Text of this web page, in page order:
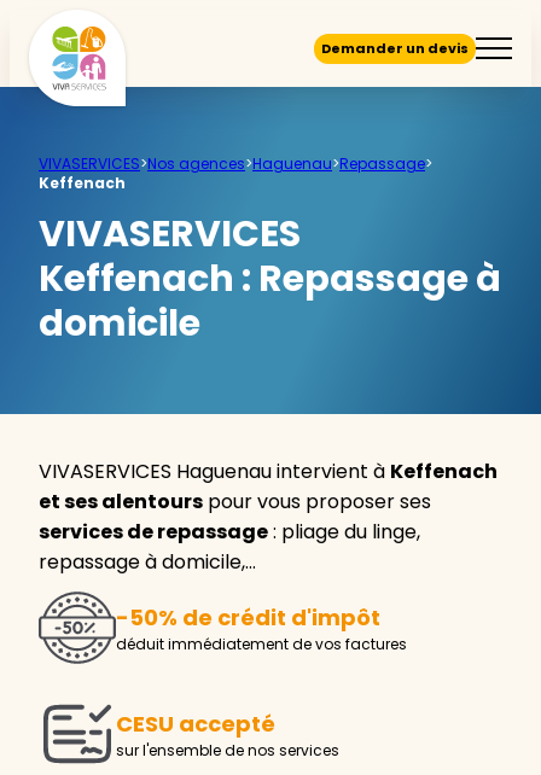
Demander un devis
VIVASERVICES>Nos agences>Haguenau>Repassage>
Keffenach
VIVASERVICES
Keffenach : Repassage à
domicile
VIVASERVICES Haguenau intervient à Keffenach
et ses alentours pour vous proposer ses
services de repassage: pliage du linge,
repassage à domicile,…
-50% de crédit d'impôt
déduit immédiatement de vos factures
CESU accepté
sur l'ensemble de nos services